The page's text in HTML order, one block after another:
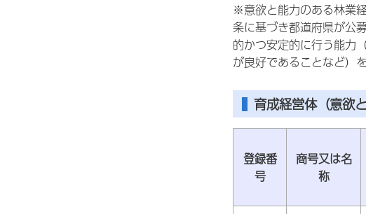
※意欲と能力のある林業
条に基づき都道府県が公
的かつ安定的に行う能力
が良好であることなど）
育成経営体（意欲
登録番
号
商号又は名
称